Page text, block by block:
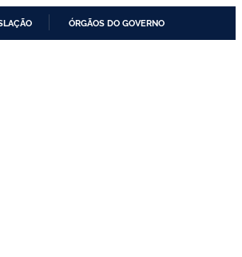
ÓRGÃOS DO GOVERNO